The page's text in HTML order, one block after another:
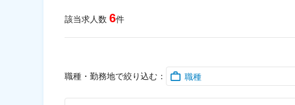
該当求人数 6件
職種・勤務地で絞り込む： 職種